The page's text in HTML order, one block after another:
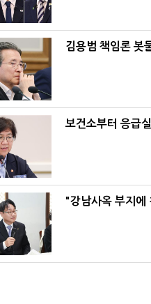
김용범 책임론 봇
보건소부터 응급
"강남사옥 부지